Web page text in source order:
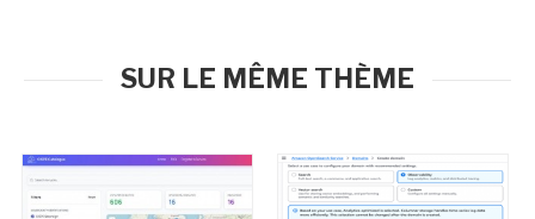
SUR LE MÊME THÈME